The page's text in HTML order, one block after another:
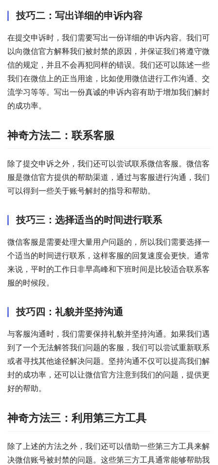
技巧二：写出详细的申诉内容
在提交申诉时，我们需要写出一份详细的申诉内容。我们可
以向微信官方解释我们被封禁的原因，并保证我们将遵守微
信的规定，并且不会再犯同样的错误。我们还可以陈述一些
我们在微信上的正当用途，比如使用微信进行工作沟通、交
流学习等等。写出一份真诚的申诉内容有助于增加我们解封
的成功率。
神奇方法二：联系客服
除了提交申诉之外，我们还可以尝试联系微信客服。微信客
服是微信官方提供的帮助渠道，通过与客服进行沟通，我们
可以得到一些关于账号解封的指导和帮助。
技巧三：选择适当的时间进行联系
微信客服是需要处理大量用户问题的，所以我们需要选择一
个适当的时间进行联系，这样客服的回复速度会更快。通常
来说，平时的工作日非早高峰和下班时间是比较适合联系客
服的时候段。
技巧四：礼貌并坚持沟通
与客服沟通时，我们需要保持礼貌并坚持沟通。如果我们遇
到了一个无法解答我们问题的客服，我们可以尝试重新联系
或者寻找其他途径解决问题。坚持沟通不仅可以提高我们解
封的成功率，还可以让微信官方注意到我们的问题，提供更
好的帮助。
神奇方法三：利用第三方工具
除了上述的方法之外，我们还可以借助一些第三方工具来解
决微信账号被封禁的问题。这些第三方工具通常能够帮助我